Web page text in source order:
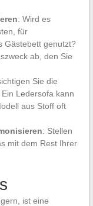
: Wird es
für
Gästebett genutzt?
ab, den Sie
Sie die
Ledersofa kann
aus Stoff oft
: Stellen
mit dem Rest Ihrer
ist eine